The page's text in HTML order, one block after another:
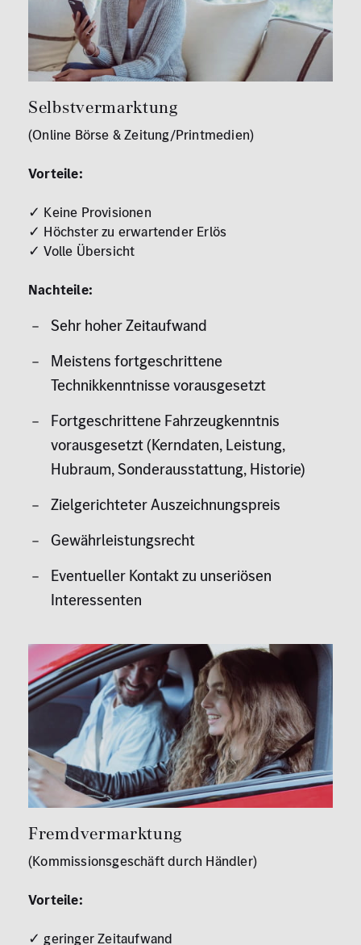
Selbstvermarktung
(Online Börse & Zeitung/Printmedien)
Vorteile:
✓ Keine Provisionen
✓ Höchster zu erwartender Erlös
✓ Volle Übersicht
Nachteile:
Sehr hoher Zeitaufwand
Meistens fortgeschrittene
Technikkenntnisse vorausgesetzt
Fortgeschrittene Fahrzeugkenntnis
vorausgesetzt (Kerndaten, Leistung,
Hubraum, Sonderausstattung, Historie)
Zielgerichteter Auszeichnungspreis
Gewährleistungsrecht
Eventueller Kontakt zu unseriösen
Interessenten
Fremdvermarktung
(Kommissionsgeschäft durch Händler)
Vorteile:
✓ geringer Zeitaufwand